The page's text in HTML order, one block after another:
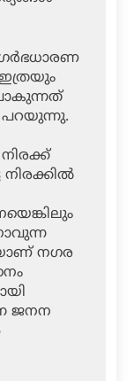
പറയുന്നു.
നിരക്കില്‍
നഗര
ജനന